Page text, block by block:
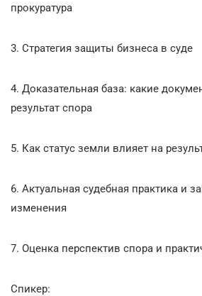
прокуратура
3. Стратегия защиты бизнеса в суде
4. Доказательная база: какие
результат спора
5. Как статус земли влияет на
6. Актуальная судебная практика и
изменения
7. Оценка перспектив спора и
Спикер: